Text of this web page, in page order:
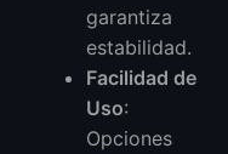
garantiza
estabilidad.
Facilidad de
Uso:
Opciones